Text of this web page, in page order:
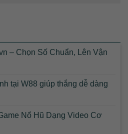
– Chọn Số Chuẩn, Lên Vận
tại W88 giúp thắng dễ dàng
Nổ Hũ Dạng Video Cơ